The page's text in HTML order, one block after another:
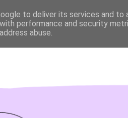
to deliver its services and to
performance and security
abuse.